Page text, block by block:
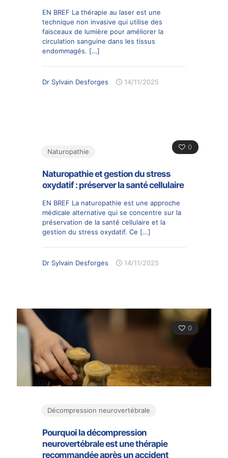
EN BREF La thérapie au laser est une
technique non invasive qui utilise des
faisceaux de lumière pour améliorer la
circulation sanguine dans les tissus
endommagés. […]
Dr Sylvain Desforges 14/11/2025
0
Naturopathie
Naturopathie et gestion du stress
oxydatif : préserver la santé cellulaire
EN BREF La naturopathie est une approche
médicale alternative qui se concentre sur la
préservation de la santé cellulaire et la
gestion du stress oxydatif. Ce […]
Dr Sylvain Desforges 14/11/2025
0
Décompression neurovertébrale
Pourquoi la décompression
neurovertébrale est une thérapie
recommandée après un accident